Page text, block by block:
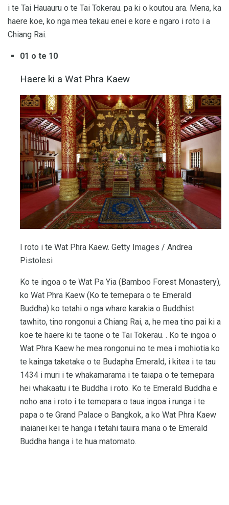
i te Tai Hauauru o te Tai Tokerau. pa ki o koutou ara. Mena, ka
haere koe, ko nga mea tekau enei e kore e ngaro i roto i a
Chiang Rai.
01 o te 10
Haere ki a Wat Phra Kaew
I roto i te Wat Phra Kaew. Getty Images / Andrea
Pistolesi
Ko te ingoa o te Wat Pa Yia (Bamboo Forest Monastery),
ko Wat Phra Kaew (Ko te temepara o te Emerald
Buddha) ko tetahi o nga whare karakia o Buddhist
tawhito, tino rongonui a Chiang Rai, a, he mea tino pai ki a
koe te haere ki te taone o te Tai Tokerau. . Ko te ingoa o
Wat Phra Kaew he mea rongonui no te mea i mohiotia ko
te kainga taketake o te Budapha Emerald, i kitea i te tau
1434 i muri i te whakamarama i te taiapa o te temepara
hei whakaatu i te Buddha i roto. Ko te Emerald Buddha e
noho ana i roto i te temepara o taua ingoa i runga i te
papa o te Grand Palace o Bangkok, a ko Wat Phra Kaew
inaianei kei te hanga i tetahi tauira mana o te Emerald
Buddha hanga i te hua matomato.